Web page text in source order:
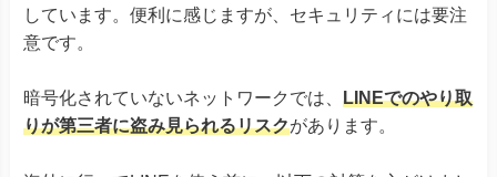
意です。
りが第三者に盗み見られるリスク があります。